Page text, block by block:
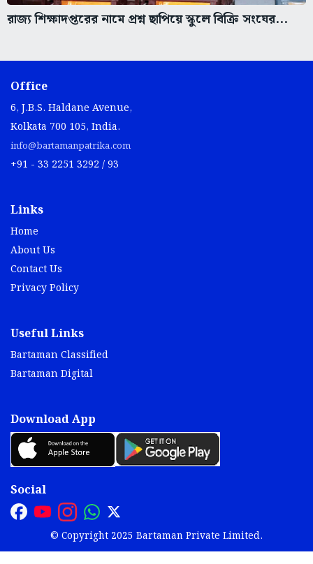
রাজ্য শিক্ষাদপ্তরের নামে প্রশ্ন ছাপিয়ে স্কুলে বিক্রি সংঘের...
Office
6, J.B.S. Haldane Avenue,
Kolkata 700 105, India.
info@bartamanpatrika.com
+91 - 33 2251 3292 / 93
Links
Home
About Us
Contact Us
Privacy Policy
Useful Links
Bartaman Classified
Bartaman Digital
Download App
Social
© Copyright 2025 Bartaman Private Limited.